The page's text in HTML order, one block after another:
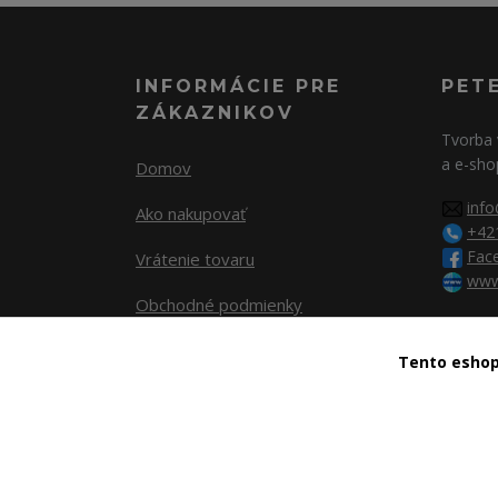
INFORMÁCIE PRE
ZÁKAZNIKOV
Domov
Ako nakupovať
Vrátenie tovaru
Obchodné podmienky
Tvorba
a e-
Tento